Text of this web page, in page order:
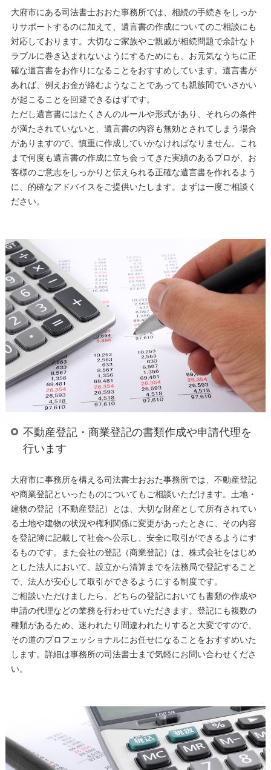
大府市にある司法書士おおた事務所では、相続の手続きをしっか
りサポートするのに加えて、遺言書の作成についてのご相談にも
対応しております。大切なご家族やご親戚が相続問題で余計なト
ラブルに巻き込まれないようにするためにも、お元気なうちに正
確な遺言書をお作りになることをおすすめしています。遺言書が
あれば、例えお金が絡むようなことであっても親族間でいさかい
が起こることを回避できるはずです。
ただし遺言書にはたくさんのルールや形式があり、それらの条件
が満たされていないと、遺言書の内容も無効とされてしまう場合
がありますので、慎重に作成していかなければなりません。これ
まで何度も遺言書の作成に立ち会ってきた実績のあるプロが、お
客様のご意志をしっかりと伝えられる正確な遺言書を作れるよう
に、的確なアドバイスをご提供いたします。まずは一度ご相談く
ださい。
不動産登記・商業登記の書類作成や申請代理を
行います
大府市に事務所を構える司法書士おおた事務所では、不動産登記
や商業登記といったものについてもご相談いただけます。土地・
建物の登記（不動産登記）とは、大切な財産として所有されてい
る土地や建物の状況や権利関係に変更があったときに、その内容
を登記簿に記載して社会へ公示し、安全に取引ができるようにす
るものです。また会社の登記（商業登記）は、株式会社をはじめ
とした法人において、設立から清算までを法務局で登記すること
で、法人が安心して取引ができるようにする制度です。
ご相談いただけましたら、どちらの登記においても書類の作成や
申請の代理などの業務を行わせていただきます。登記にも複数の
種類があるため、迷われたり間違われたりすると大変ですので、
その道のプロフェッショナルにお任せになることをおすすめいた
します。詳細は事務所の司法書士まで気軽にお問い合わせくださ
い。